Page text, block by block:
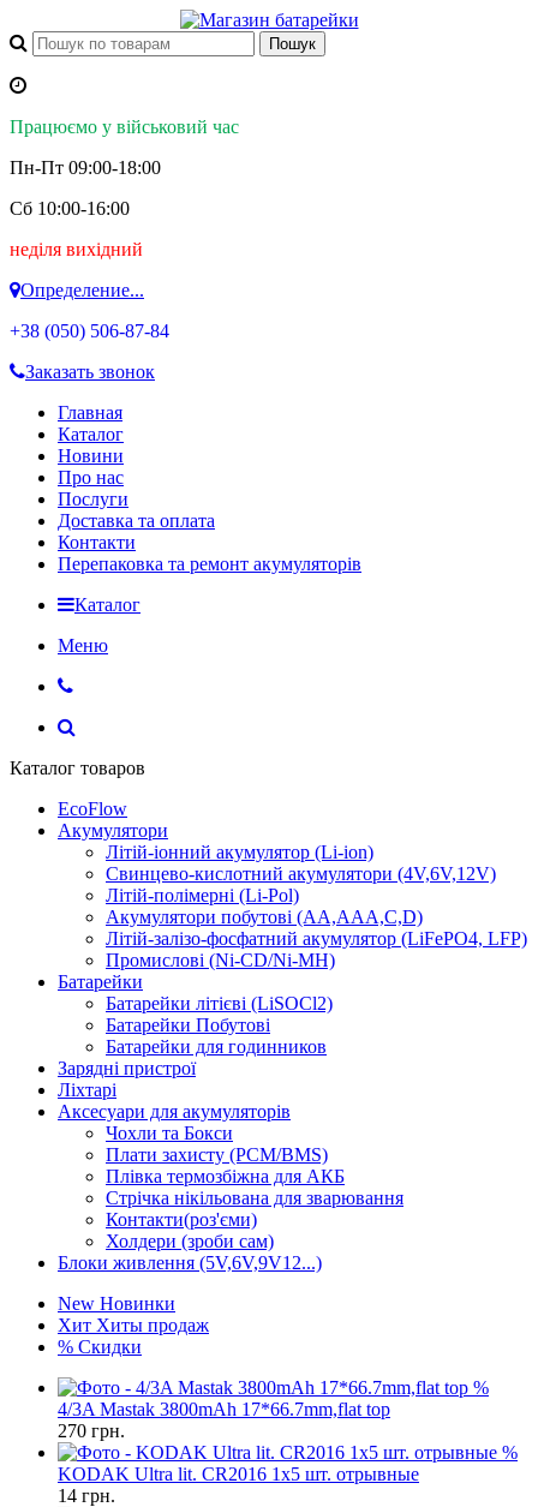
Працюємо у військовий час
Пн-Пт 09:00-18:00
Сб 10:00-16:00
неділя вихідний
Определение...
+38 (050) 506-87-84
Заказать звонок
Главная
Каталог
Новини
Про нас
Послуги
Доставка та оплата
Контакти
Перепаковка та ремонт акумуляторів
Каталог
Меню
Каталог товаров
EcoFlow
Акумулятори
Літій-іонний акумулятор (Li-ion)
Свинцево-кислотний акумулятори (4V,6V,12V)
Літій-полімерні (Li-Pol)
Акумулятори побутові (AA,AAA,C,D)
Літій-залізо-фосфатний акумулятор (LiFePO4, LFP)
Промислові (Ni-CD/Ni-MH)
Батарейки
Батарейки літієві (LiSOCl2)
Батарейки Побутові
Батарейки для годинников
Зарядні пристрої
Ліхтарі
Аксесуари для акумуляторів
Чохли та Бокси
Плати захисту (PCM/BMS)
Плівка термозбіжна для АКБ
Стрічка нікільована для зварювання
Контакти(роз'єми)
Холдери (зроби сам)
Блоки живлення (5V,6V,9V12...)
New Новинки
Хит Хиты продаж
% Скидки
%
4/3A Mastak 3800mAh 17*66.7mm,flat top
270 грн.
%
KODAK Ultra lit. CR2016 1х5 шт. отрывные
14 грн.